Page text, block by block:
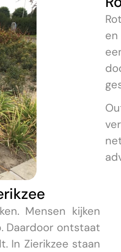
Mensen kijken
Daardoor ontstaat
In Zierikzee staan